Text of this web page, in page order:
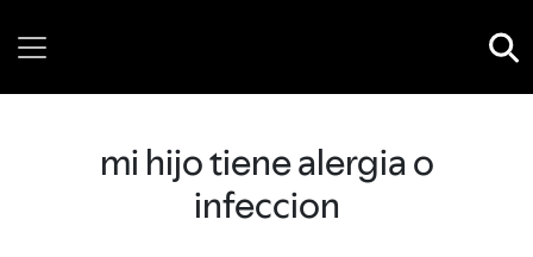
mi hijo tiene alergia o
infeccion